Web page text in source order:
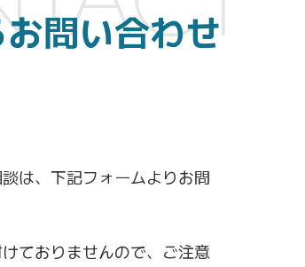
問い合わせ
は、下記フォームよりお問
ておりませんので、ご注意